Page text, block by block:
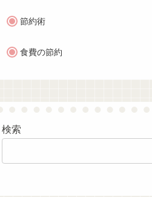
節約術
食費の節約
検索